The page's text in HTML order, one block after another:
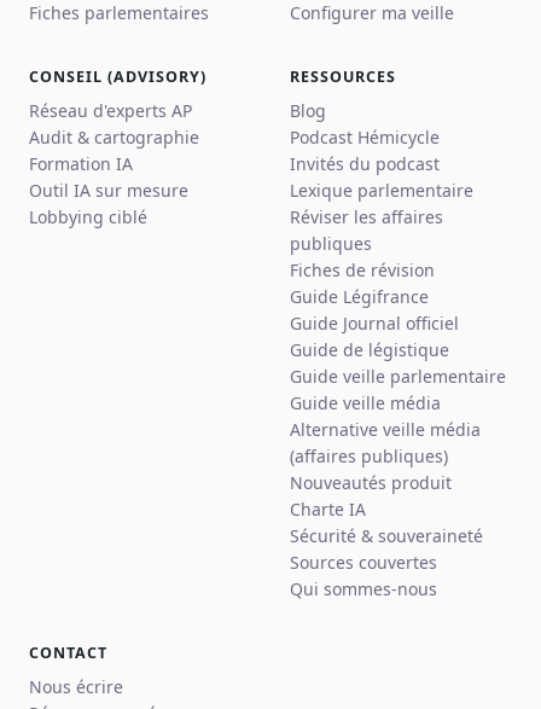
Fiches parlementaires
Configurer ma veille
CONSEIL (ADVISORY)
Réseau d'experts AP
Audit & cartographie
Formation IA
Outil IA sur mesure
Lobbying ciblé
RESSOURCES
Blog
Podcast Hémicycle
Invités du podcast
Lexique parlementaire
Réviser les affaires
publiques
Fiches de révision
Guide Légifrance
Guide Journal officiel
Guide de légistique
Guide veille parlementaire
Guide veille média
Alternative veille média
(affaires publiques)
Nouveautés produit
Charte IA
Sécurité & souveraineté
Sources couvertes
Qui sommes-nous
CONTACT
Nous écrire